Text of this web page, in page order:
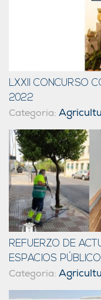
LXXII CONCURSO
2022
Categoria:
REFUERZO DE
ESPACIOS
Categoria: